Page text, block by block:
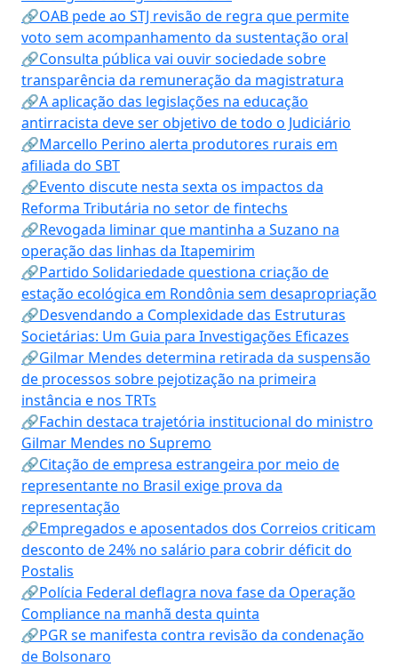
🔗OAB pede ao STJ revisão de regra que permite
voto sem acompanhamento da sustentação oral
🔗Consulta pública vai ouvir sociedade sobre
transparência da remuneração da magistratura
🔗A aplicação das legislações na educação
antirracista deve ser objetivo de todo o Judiciário
🔗Marcello Perino alerta produtores rurais em
afiliada do SBT
🔗Evento discute nesta sexta os impactos da
Reforma Tributária no setor de fintechs
🔗Revogada liminar que mantinha a Suzano na
operação das linhas da Itapemirim
🔗Partido Solidariedade questiona criação de
estação ecológica em Rondônia sem desapropriação
🔗Desvendando a Complexidade das Estruturas
Societárias: Um Guia para Investigações Eficazes
🔗Gilmar Mendes determina retirada da suspensão
de processos sobre pejotização na primeira
instância e nos TRTs
🔗Fachin destaca trajetória institucional do ministro
Gilmar Mendes no Supremo
🔗Citação de empresa estrangeira por meio de
representante no Brasil exige prova da
representação
🔗Empregados e aposentados dos Correios criticam
desconto de 24% no salário para cobrir déficit do
Postalis
🔗Polícia Federal deflagra nova fase da Operação
Compliance na manhã desta quinta
🔗PGR se manifesta contra revisão da condenação
de Bolsonaro